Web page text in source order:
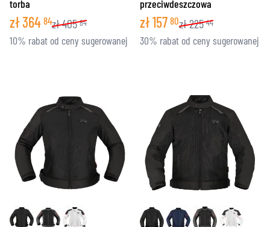
torba
zł364 84zł405 84
10% rabat od ceny sugerowanej
przeciwdeszczowa
zł157 80zł225 44
30% rabat od ceny sugerowanej